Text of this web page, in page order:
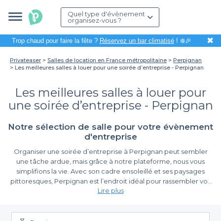
Quel type d'évènement
organisez-vous ?
Trop chaud pour faire la fête ? Réservez un bar climatisé! ❄️🎉 ✖
Privateaser Salles de location en France métropolitaine
Perpignan
Les meilleures salles à louer pour une soirée d’entreprise - Perpignan
Les meilleures salles à louer pour
une soirée d’entreprise - Perpignan
Notre sélection de salle pour votre évènement
d'entreprise
Organiser une soirée d’entreprise à Perpignan peut sembler
une tâche ardue, mais grâce à notre plateforme, nous vous
simplifions la vie. Avec son cadre ensoleillé et ses paysages
pittoresques, Perpignan est l’endroit idéal pour rassembler vos
collaborateurs dans un cadre convivial et professionnel. Que
d’équipe ou simplement passer un bon moment, il est essentiel
Une expÉrience de réservation simplifiée
Lire plus